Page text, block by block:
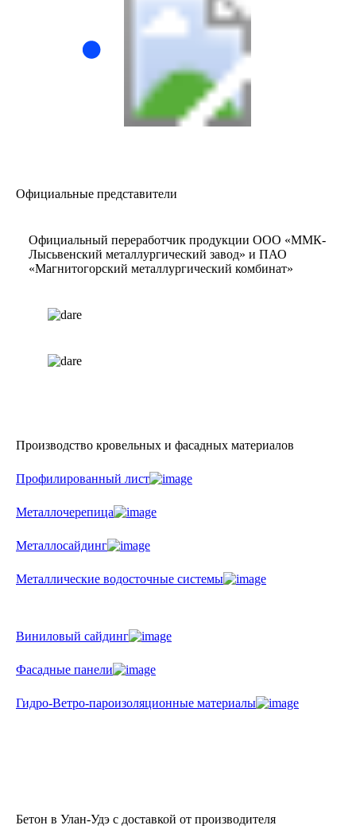
Официальные представители
Официальный переработчик продукции ООО «ММК-
Лысьвенский металлургический завод» и ПАО
«Магнитогорский металлургический комбинат»
Производство кровельных и фасадных материалов
Профилированный лист
Металлочерепица
Металлосайдинг
Металлические водосточные системы
Виниловый сайдинг
Фасадные панели
Гидро-Ветро-пароизоляционные материалы
Бетон в Улан-Удэ с доставкой от производителя